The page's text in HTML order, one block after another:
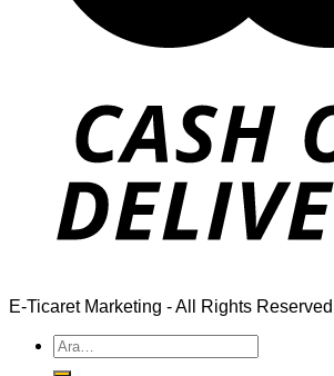
E-Ticaret Marketing - All Rights Reserved |
Ara: